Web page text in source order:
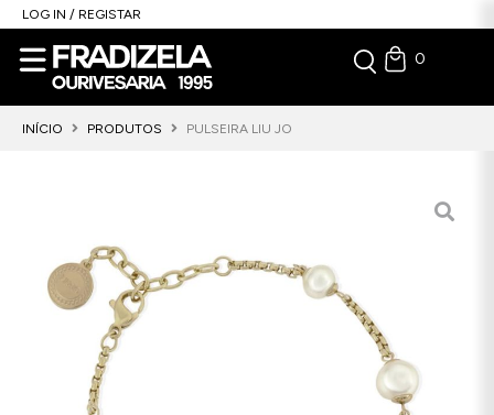
LOG IN / REGISTAR
0
INÍCIO PRODUTOS PULSEIRA LIU JO